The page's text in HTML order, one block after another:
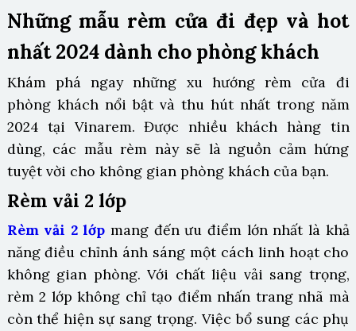
Những mẫu rèm cửa đi đẹp và hot
nhất 2024 dành cho phòng khách
Khám phá ngay những xu hướng rèm cửa đi
phòng khách nổi bật và thu hút nhất trong năm
2024 tại Vinarem. Được nhiều khách hàng tin
dùng, các mẫu rèm này sẽ là nguồn cảm hứng
tuyệt vời cho không gian phòng khách của bạn.
Rèm vải 2 lớp
Rèm vải 2 lớp mang đến ưu điểm lớn nhất là khả
năng điều chỉnh ánh sáng một cách linh hoạt cho
không gian phòng. Với chất liệu vải sang trọng,
rèm 2 lớp không chỉ tạo điểm nhấn trang nhã mà
còn thể hiện sự sang trọng. Việc bổ sung các phụ